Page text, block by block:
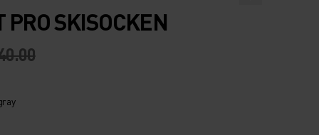
PRO SKISOCKEN